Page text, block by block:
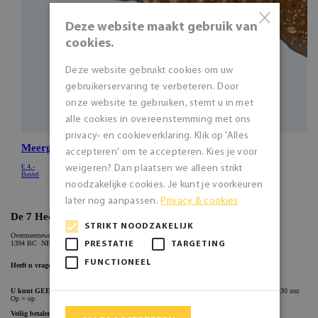
×
Deze website maakt gebruik van
cookies.
Deze website gebruikt cookies om uw
gebruikerservaring te verbeteren. Door
onze website te gebruiken, stemt u in met
alle cookies in overeenstemming met ons
privacy- en cookieverklaring. Klik op 'Alles
accepteren' om te accepteren. Kies je voor
weigeren? Dan plaatsen we alleen strikt
noodzakelijke cookies. Je kunt je voorkeuren
later nog aanpassen. Privacy & cookies
STRIKT NOODZAKELIJK
PRESTATIE TARGETING
FUNCTIONEEL